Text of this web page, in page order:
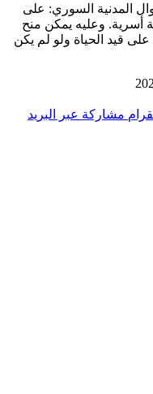
قانون الأحوال المدنية السوري: على
أسرية. وعليه يمكن منح
قيد الحياة ولو لم يكن
مشاركة عبر البريد